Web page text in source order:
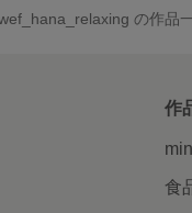
の作品
作
食